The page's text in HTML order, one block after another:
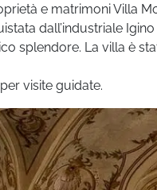
e matrimoni Villa
dall’industriale
splendore. La villa è
visite guidate.